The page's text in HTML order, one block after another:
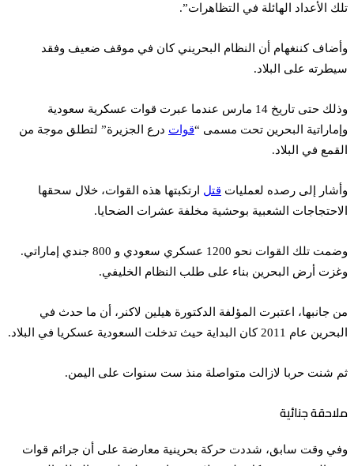
تلك الأعداد الهائلة في التظاهرات”.
وأضاف كننغهام أن النظام البحريني كان في موقف ضعيف وفقد
سيطرته على البلاد.
وذلك حتى تاريخ 14 مارس عندما عبرت قوات عسكرية سعودية
وإماراتية البحرين تحت مسمى “قواتدرع الجزيرة” لتطلق موجة من
القمع في البلاد.
وأشار إلى رصده لعمليات قتل ارتكبتها هذه القوات، خلال سحقها
الاحتجاجات الشعبية بوحشية مخلفة عشرات الضحايا.
وضمت تلك القوات نحو 1200 عسكري سعودي و 800 جندي إماراتي.
وغزت أرض البحرين بناء على طلب النظام الخليفي.
من جانبها، اعتبرت المؤلفة الدكتورة هيلين لاكنر، أن ما حدث في
البحرين عام 2011 كان البداية حيث تدخلت السعودية عسكريا في البلاد.
ثم شنت حربا لازالت متواصلة منذ ست سنوات على اليمن.
ملاحقة جنائية
وفي وقت سابق، شددت حركة بحرينية معارضة على أن جرائم قوات